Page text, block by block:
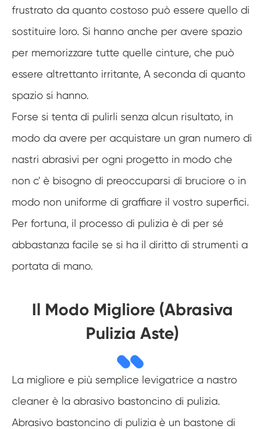
frustrato da quanto costoso può essere quello di
sostituire loro. Si hanno anche per avere spazio
per memorizzare tutte quelle cinture, che può
essere altrettanto irritante, A seconda di quanto
spazio si hanno.
Forse si tenta di pulirli senza alcun risultato, in
modo da avere per acquistare un gran numero di
nastri abrasivi per ogni progetto in modo che
non c' è bisogno di preoccuparsi di bruciore o in
modo non uniforme di graffiare il vostro superfici.
Per fortuna, il processo di pulizia è di per sé
abbastanza facile se si ha il diritto di strumenti a
portata di mano.
Il Modo Migliore (Abrasiva
Pulizia Aste)
La migliore e più semplice levigatrice a nastro
cleaner è la abrasivo bastoncino di pulizia.
Abrasivo bastoncino di pulizia è un bastone di